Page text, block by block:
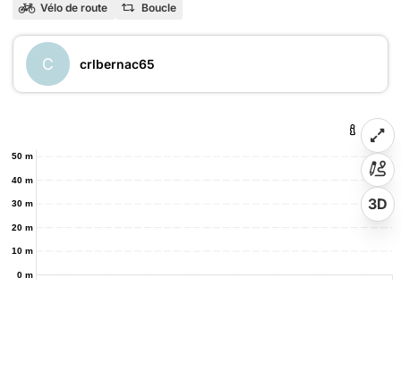
Vélo de route Boucle
C crlbernac65
0 m
10 m
20 m
30 m
40 m
50 m
3D